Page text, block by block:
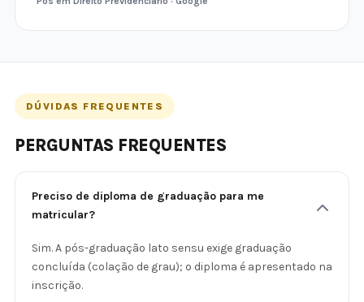
DÚVIDAS FREQUENTES
PERGUNTAS FREQUENTES
Preciso de diploma de graduação para me
matricular?
Sim. A pós-graduação lato sensu exige graduação
concluída (colação de grau); o diploma é apresentado na
inscrição.